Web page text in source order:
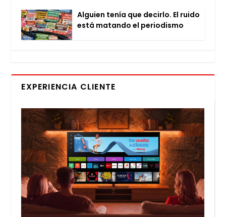
Alguien tenía que decir­lo. El rui­do
está matan­do el perio­dis­mo
EXPERIENCIA CLIENTE